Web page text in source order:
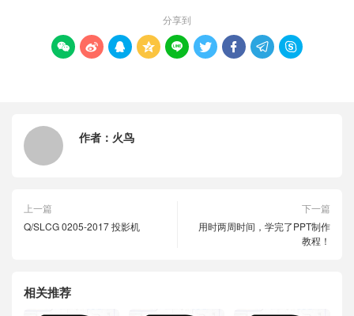
分享到
        
作者： 火鸟
上一篇
Q/SLCG 0205-2017 投影机
下一篇
用时两周时间，学完了PPT制作
教程！
相关推荐